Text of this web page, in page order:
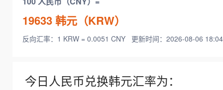
19633韩元（KRW）
反向汇率：1 KRW = 0.0051 CNY 更新时间：2026-08-06
今日人民币兑换韩元汇率为：